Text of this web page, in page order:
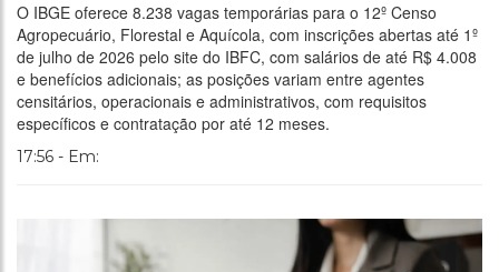
O IBGE oferece 8.238 vagas temporárias para o 12º Censo
Agropecuário, Florestal e Aquícola, com inscrições abertas até 1º
de julho de 2026 pelo site do IBFC, com salários de até R$ 4.008
e benefícios adicionais; as posições variam entre agentes
censitários, operacionais e administrativos, com requisitos
específicos e contratação por até 12 meses.
17:56 - Em: